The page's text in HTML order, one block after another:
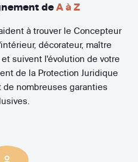
de A à Z
à trouver le Concepteur
décorateur, maître
suivent l'évolution de votre
de la Protection Juridique
de nombreuses garanties